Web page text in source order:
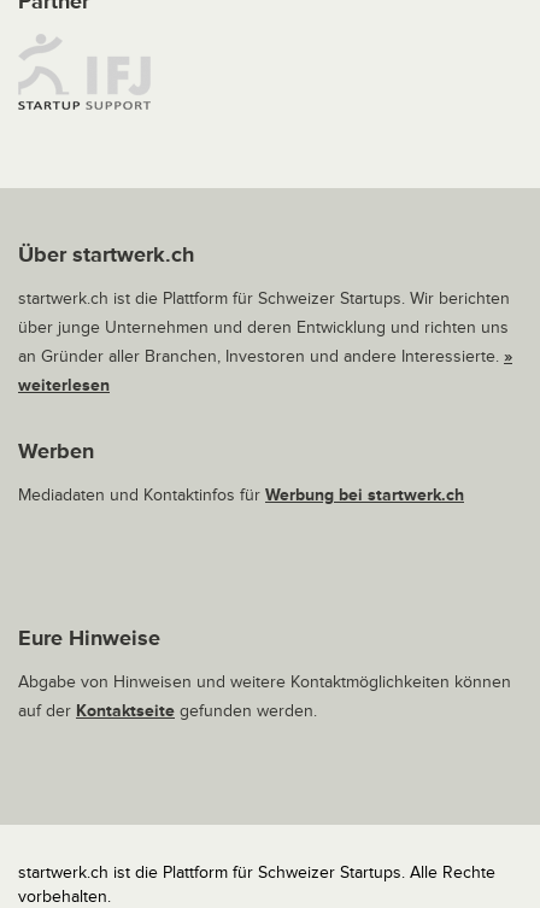
Über startwerk.ch
startwerk.ch ist die Plattform für Schweizer Startups. Wir berichten
über junge Unternehmen und deren Entwicklung und richten uns
an Gründer aller Branchen, Investoren und andere Interessierte. »
weiterlesen
Werben
Mediadaten und Kontaktinfos für Werbung bei startwerk.ch
Eure Hinweise
Abgabe von Hinweisen und weitere Kontaktmöglichkeiten können
auf der Kontaktseite gefunden werden.
startwerk.ch ist die Plattform für Schweizer Startups. Alle Rechte
vorbehalten.